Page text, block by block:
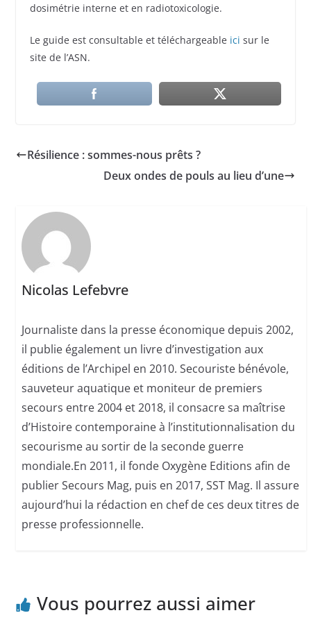
dosimétrie interne et en radiotoxicologie.
Le guide est consultable et téléchargeable ici sur le
site de l’ASN.
Résilience : sommes-nous prêts ?
Deux ondes de pouls au lieu d’une
Nicolas Lefebvre
Journaliste dans la presse économique depuis 2002,
il publie également un livre d’investigation aux
éditions de l’Archipel en 2010. Secouriste bénévole,
sauveteur aquatique et moniteur de premiers
secours entre 2004 et 2018, il consacre sa maîtrise
d’Histoire contemporaine à l’institutionnalisation du
secourisme au sortir de la seconde guerre
mondiale.En 2011, il fonde Oxygène Editions afin de
publier Secours Mag, puis en 2017, SST Mag. Il assure
aujourd’hui la rédaction en chef de ces deux titres de
presse professionnelle.
Vous pourrez aussi aimer